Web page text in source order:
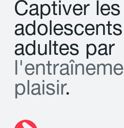
Captiver les
adolescents
adultes par
l'entraîneme
plaisir.